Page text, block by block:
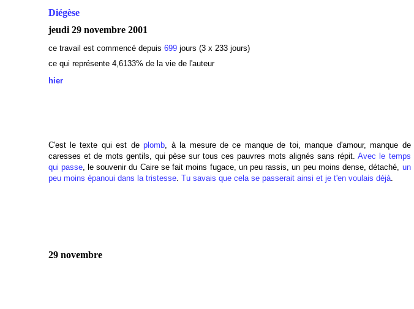
Diégèse
jeudi 29 novembre 2001
ce travail est commencé depuis 699jours (3 x 233 jours)
ce qui représente 4,6133% de la vie de l'auteur
hier
C'est le texte qui est deplomb, à la mesure de ce manque de toi, manque d'amour, manque de
caresses et de mots gentils, qui pèse sur tous ces pauvres mots alignés sans répit.Avec le temps
qui passe, le souvenir du Caire se fait moins fugace, un peu rassis, un peu moins dense, détaché, un
peu moins épanoui dans la tristesse. Tu savais que cela se passerait ainsi et je t'en voulais déjà.
29 novembre